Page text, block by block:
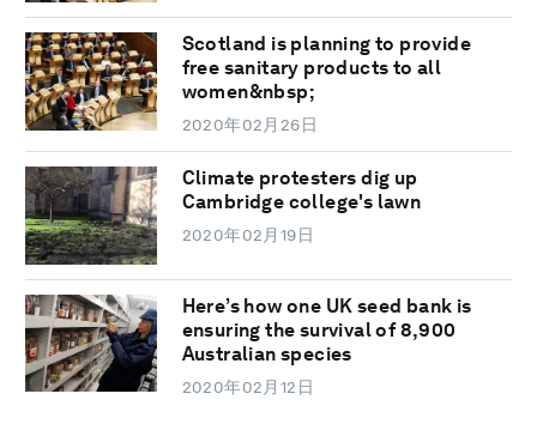
Scotland is planning to provide
free sanitary products to all
women&nbsp;
2020年02月26日
Climate protesters dig up
Cambridge college's lawn
2020年02月19日
Here’s how one UK seed bank is
ensuring the survival of 8,900
Australian species
2020年02月12日